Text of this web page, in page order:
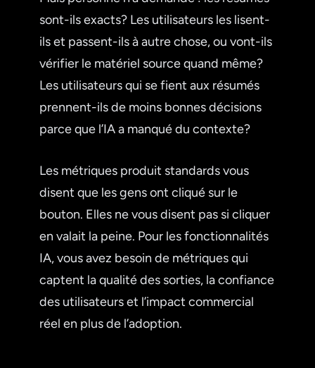
sont-ils exacts? Les utilisateurs les lisent-
ils et passent-ils à autre chose, ou vont-ils
vérifier le matériel source quand même?
Les utilisateurs qui se fient aux résumés
prennent-ils de moins bonnes décisions
parce que l’IA a manqué du contexte?
Les métriques produit standards vous
disent que les gens ont cliqué sur le
bouton. Elles ne vous disent pas si cliquer
en valait la peine. Pour les fonctionnalités
IA, vous avez besoin de métriques qui
captent la qualité des sorties, la confiance
des utilisateurs et l’impact commercial
réel en plus de l’adoption.